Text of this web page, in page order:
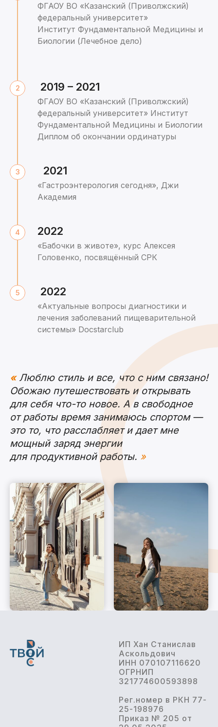
ФГАОУ ВО «Казанский (Приволжский)
федеральный университет»
Институт Фундаментальной Медицины и
Биологии (Лечебное дело)
2019 – 2021
ФГАОУ ВО «Казанский (Приволжский)
федеральный университет» Институт
Фундаментальной Медицины и Биологии
Диплом об окончании ординатуры
2021
«Гастроэнтерология сегодня», Джи
Академия
2022
«Бабочки в животе», курс Алексея
Головенко, посвящённый СРК
2022
«Актуальные вопросы диагностики и
лечения заболеваний пищеварительной
системы» Docstarclub
«Люблю стиль и все, что с ним связано!
Обожаю путешествовать и открывать
для себя что-то новое. А в свободное
от работы время занимаюсь спортом —
это то, что расслабляет и дает мне
мощный заряд энергии
для продуктивной работы. »
ИП Хан Станислав
Аскольдович
ИНН 070107116620
ОГРНИП
321774600593898
Рег.номер в РКН 77-
25-198976
Приказ № 205 от